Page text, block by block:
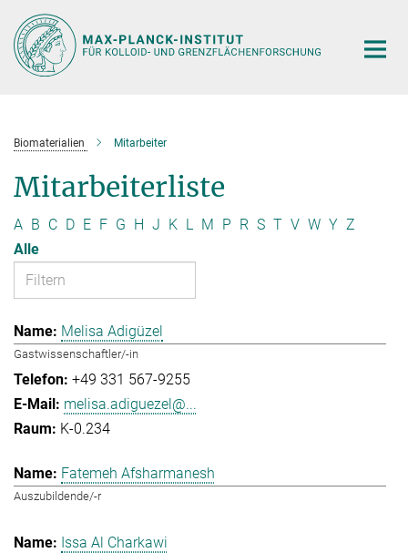
Hauptinhalt
Biomaterialien Mitarbeiter
Mitarbeiterliste
A B C D E F G H J K L M P R S T V W Y Z
Alle
Melisa Adigüzel
Gastwissenschaftler/-in
+49 331 567-9255
melisa.adiguezel@...
K-0.234
Fatemeh Afsharmanesh
Auszubildende/-r
Issa Al Charkawi